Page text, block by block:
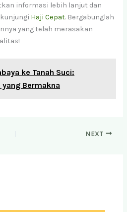
informasi lebih lanjut dan
Haji Cepat. Bergabunglah
yang telah merasakan
ke Tanah Suci:
Bermakna
NEXT